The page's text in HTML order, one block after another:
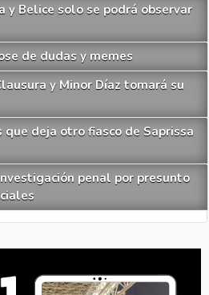
y Belice solo se podrá observar
de dudas y memes
y Minor Díaz tomará su
deja otro fiasco de Saprissa
penal por presunto